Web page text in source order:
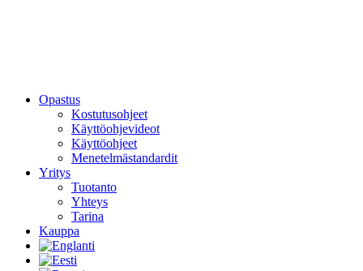
Opastus
Kostutusohjeet
Käyttöohjevideot
Käyttöohjeet
Menetelmästandardit
Yritys
Tuotanto
Yhteys
Tarina
Kauppa